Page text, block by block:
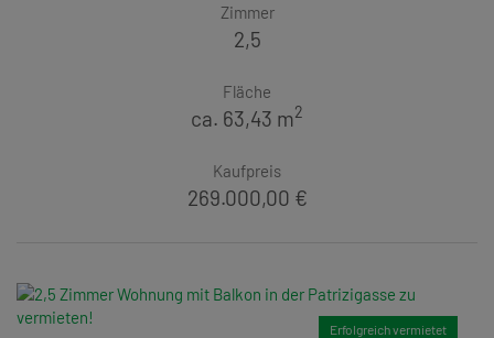
Zimmer
2,5
Fläche
ca. 63,43 m2
Kaufpreis
269.000,00 €
Erfolgreich vermietet